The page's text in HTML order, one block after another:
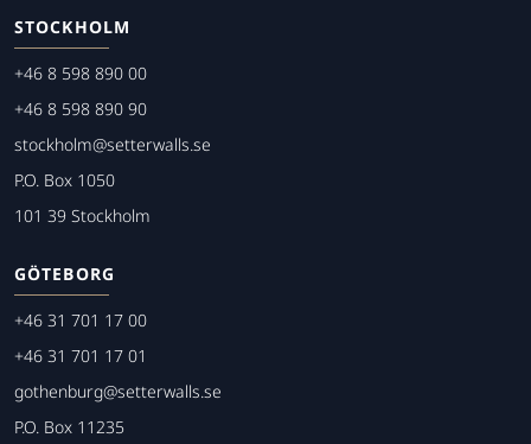
STOCKHOLM
+46 8 598 890 00
+46 8 598 890 90
stockholm@setterwalls.se
P.O. Box 1050
101 39 Stockholm
GÖTEBORG
+46 31 701 17 00
+46 31 701 17 01
gothenburg@setterwalls.se
P.O. Box 11235